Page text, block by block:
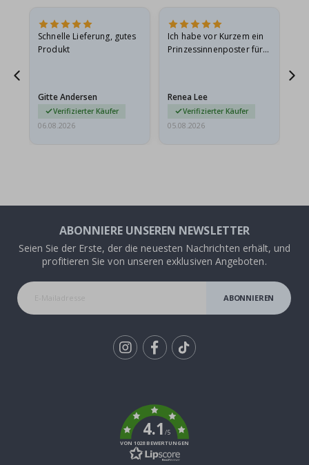
Schnelle Lieferung, gutes
Produkt
Gitte Andersen
Verifizierter Käufer
06.08.2026
Ich habe vor Kurzem ein
Prinzessinnenposter für
beschädigt…
Renea Lee
Verifizierter Käufer
05.08.2026
ABONNIERE UNSEREN NEWSLETTER
Seien Sie der Erste, der die neuesten Nachrichten erhält, und
profitieren Sie von unseren exklusiven Angeboten.
ABONNIEREN
4.1/5
VON 1028 BEWERTUNGEN